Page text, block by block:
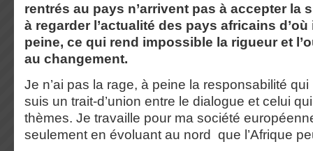
rentrés au pays n’arrivent pas à accepter la
à regarder l’actualité des pays africains
peine, ce qui rend impossible la rigueur et
au changement.
Je n’ai pas la rage, à peine la responsabilité qui
suis un trait-d’union entre le dialogue et celui
thèmes. Je travaille pour ma société
seulement en évoluant au nord que l’Afrique